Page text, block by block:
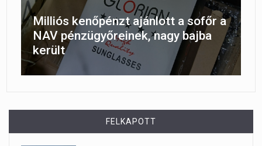
Milliós kenőpénzt ajánlott a sofőr a
NAV pénzügyőreinek, nagy bajba
került
FELKAPOTT